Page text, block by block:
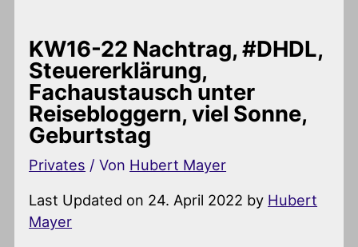
KW16-22 Nachtrag, #DHDL,
Steuererklärung,
Fachaustausch unter
Reisebloggern, viel Sonne,
Geburtstag
Privates / Von Hubert Mayer
Last Updated on 24. April 2022 by Hubert
Mayer